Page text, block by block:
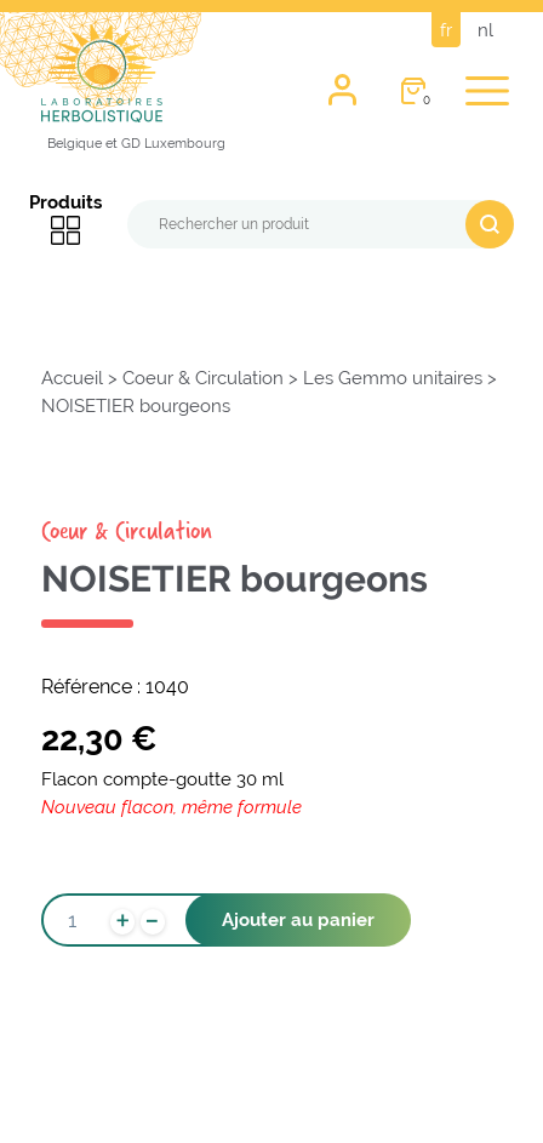
fr nl
Belgique et GD Luxembourg
0
Produits
Accueil > Coeur & Circulation > Les Gemmo unitaires>
NOISETIER bourgeons
Coeur & Circulation
NOISETIER bourgeons
22,30 €
Flacon compte-goutte 30 ml
Nouveau flacon, même formule
QUANTITÉ
DE
+ - Ajouter au panier
Référence : 1040